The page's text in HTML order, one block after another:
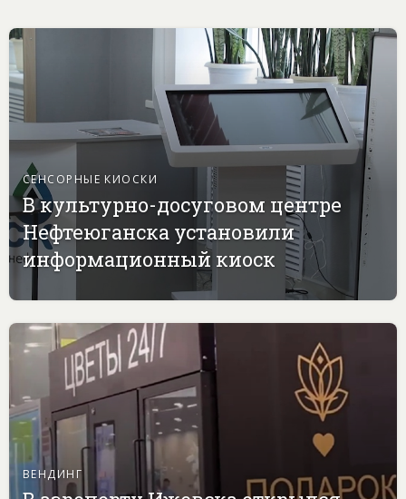
СЕНСОРНЫЕ КИОСКИ
В культурно-досуговом центре
Нефтеюганска установили
информационный киоск
ВЕНДИНГ